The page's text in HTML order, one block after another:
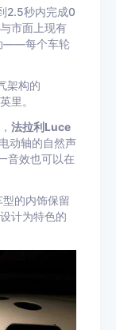
2.5秒内完成0
市面上现有
——每个车轮
架构的
里。
法拉利Luce
动轴的自然声
音效也可以在
的内饰保留
计为特色的